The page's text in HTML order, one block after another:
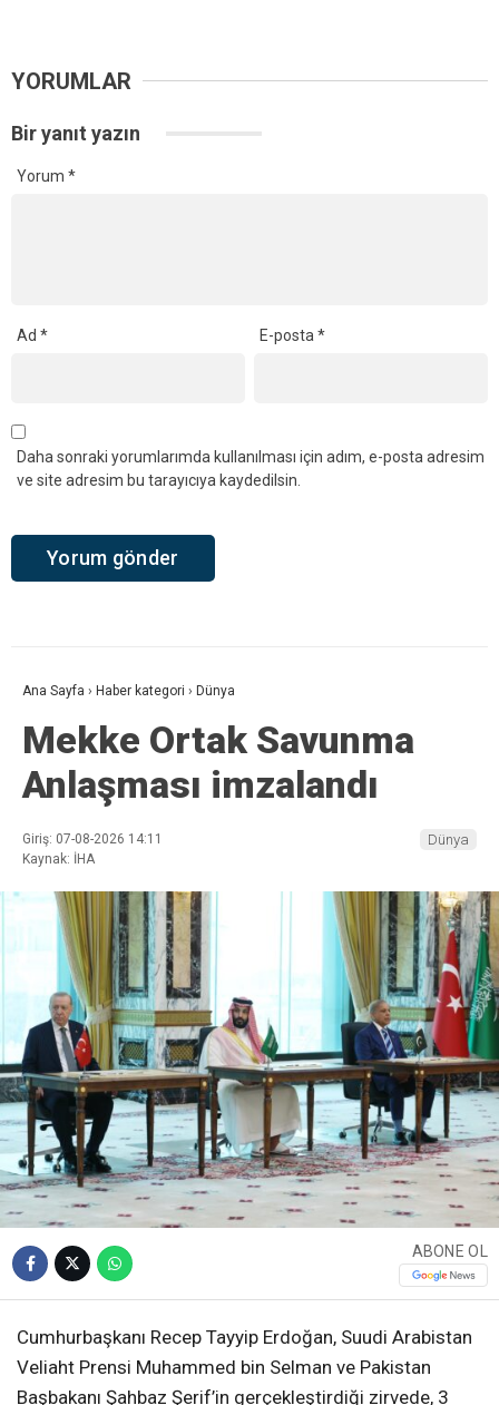
YORUMLAR
Bir yanıt yazın
Yorum *
Ad * E-posta*
Daha sonraki yorumlarımda kullanılması için adım, e-posta adresim
ve site adresim bu tarayıcıya kaydedilsin.
Ana Sayfa › Haber kategori › Dünya
Mekke Ortak Savunma
Anlaşması imzalandı
Giriş: 07-08-2026 14:11
Kaynak: İHA
Dünya
ABONE OL
Cumhurbaşkanı Recep Tayyip Erdoğan, Suudi Arabistan
Veliaht Prensi Muhammed bin Selman ve Pakistan
Başbakanı Şahbaz Şerif’in gerçekleştirdiği zirvede, 3